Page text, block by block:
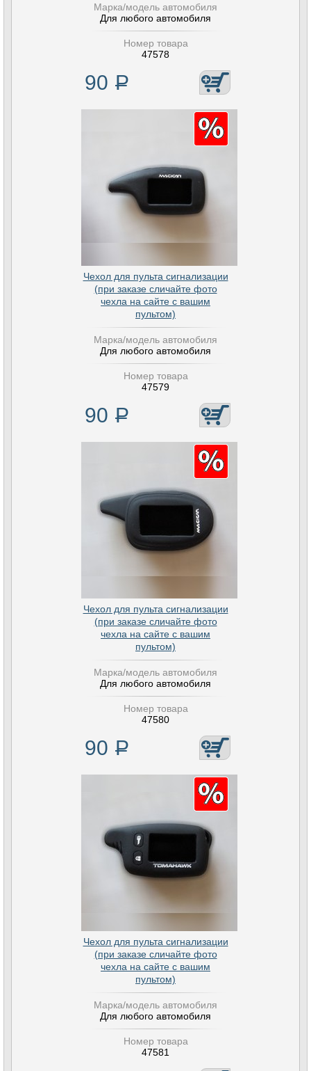
Марка/модель автомобиля
Для любого автомобиля
Номер товара
47578
90 Р
Чехол для пульта сигнализации
(при заказе сличайте фото
чехла на сайте с вашим
пультом)
Марка/модель автомобиля
Для любого автомобиля
Номер товара
47579
90 Р
Чехол для пульта сигнализации
(при заказе сличайте фото
чехла на сайте с вашим
пультом)
Марка/модель автомобиля
Для любого автомобиля
Номер товара
47580
90 Р
Чехол для пульта сигнализации
(при заказе сличайте фото
чехла на сайте с вашим
пультом)
Марка/модель автомобиля
Для любого автомобиля
Номер товара
47581